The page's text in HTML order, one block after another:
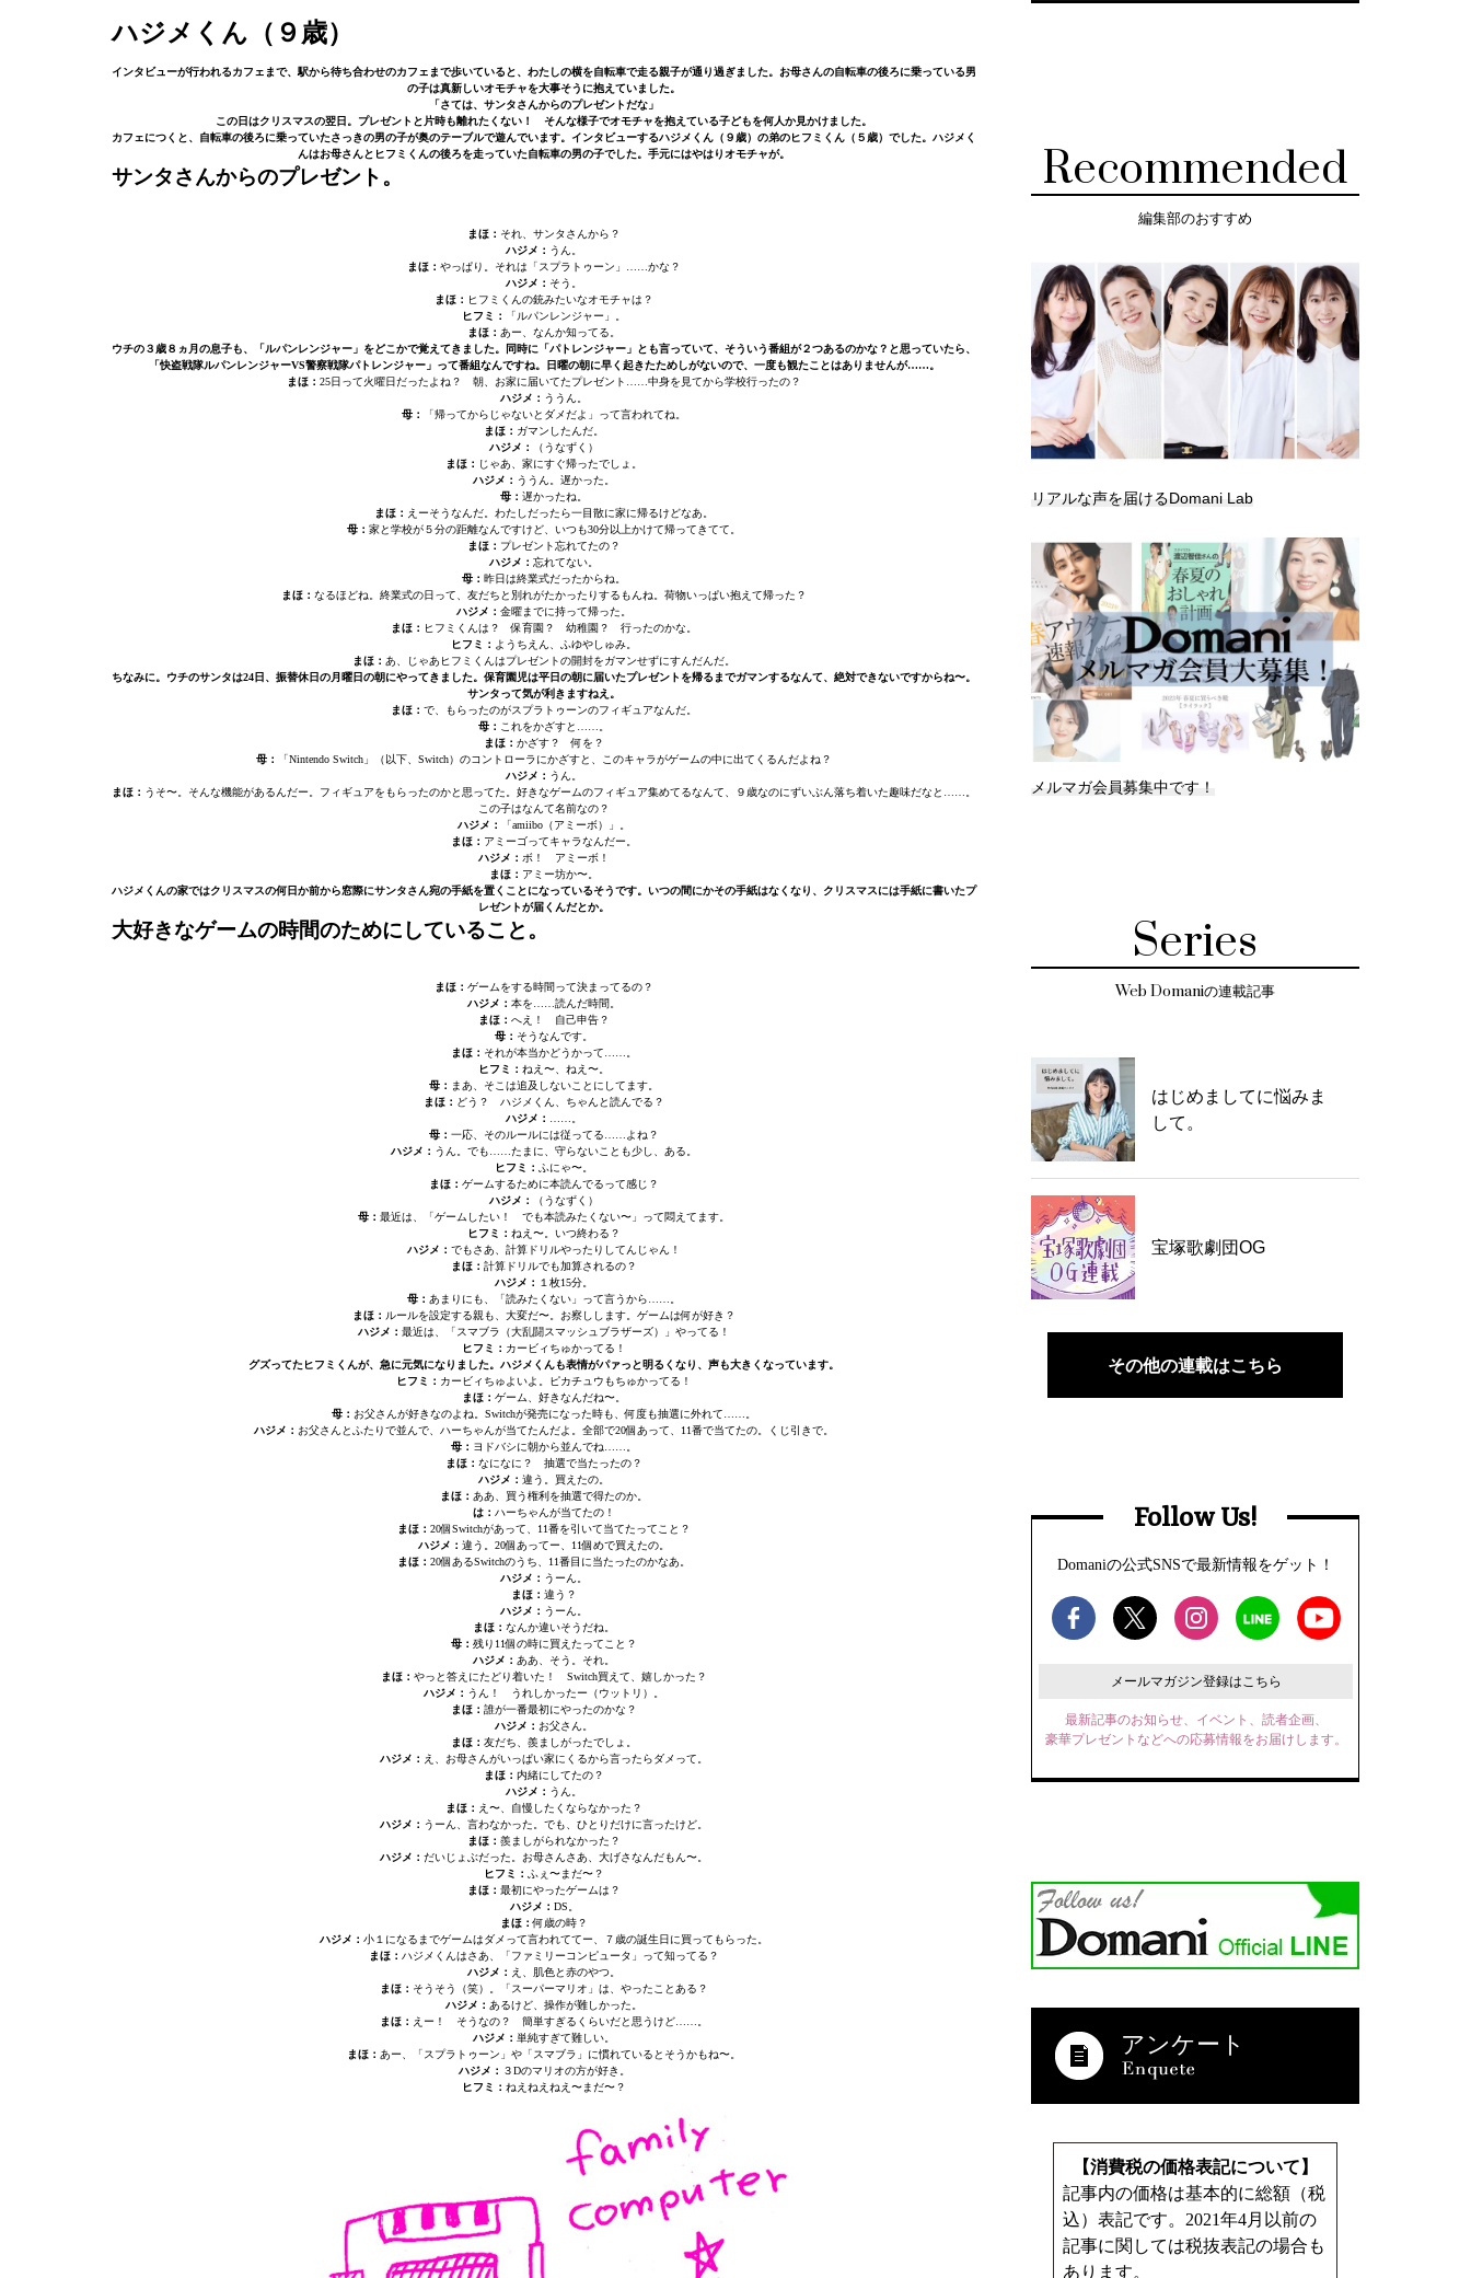
ハジメくん（９歳）
インタビューが行われるカフェまで、駅から待ち合わせのカフェまで歩いていると、わたしの横を自転車で走る親子が通り過ぎました。お母さんの自転車の後ろに乗っている男
の子は真新しいオモチャを大事そうに抱えていました。
「さては、サンタさんからのプレゼントだな」
この日はクリスマスの翌日。プレゼントと片時も離れたくない！ そんな様子でオモチャを抱えている子どもを何人か見かけました。
カフェにつくと、自転車の後ろに乗っていたさっきの男の子が奥のテーブルで遊んでいます。インタビューするハジメくん（９歳）の弟のヒフミくん（５歳）でした。ハジメく
んはお母さんとヒフミくんの後ろを走っていた自転車の男の子でした。手元にはやはりオモチャが。
サンタさんからのプレゼント。
まほ： それ、サンタさんから？
ハジメ： うん。
まほ： やっぱり。それは「スプラトゥーン」……かな？
ハジメ： そう。
まほ： ヒフミくんの銃みたいなオモチャは？
ヒフミ：
「ルパンレンジャー」。
まほ： あー、なんか知ってる。
ウチの３歳８ヵ月の息子も、「ルパンレンジャー」をどこかで覚えてきました。同時に「パトレンジャー」とも言っていて、そういう番組が２つあるのかな？と思っていたら、
「快盗戦隊ルパンレンジャーVS警察戦隊パトレンジャー」って番組なんですね。日曜の朝に早く起きたためしがないので、一度も観たことはありませんが……。
まほ： 25日って火曜日だったよね？ 朝、お家に届いてたプレゼント……中身を見てから学校行ったの？
ハジメ： ううん。
母：
「帰ってからじゃないとダメだよ」って言われてね。
まほ： ガマンしたんだ。
ハジメ：
（うなずく）
まほ： じゃあ、家にすぐ帰ったでしょ。
ハジメ： ううん。遅かった。
母： 遅かったね。
まほ： えーそうなんだ。わたしだったら一目散に家に帰るけどなあ。
母： 家と学校が５分の距離なんですけど、いつも30分以上かけて帰ってきてて。
まほ： プレゼント忘れてたの？
ハジメ： 忘れてない。
母： 昨日は終業式だったからね。
まほ： なるほどね。終業式の日って、友だちと別れがたかったりするもんね。荷物いっぱい抱えて帰った？
ハジメ： 金曜までに持って帰った。
まほ： ヒフミくんは？ 保育園？ 幼稚園？ 行ったのかな。
ヒフミ： ようちえん、ふゆやしゅみ。
まほ： あ、じゃあヒフミくんはプレゼントの開封をガマンせずにすんだんだ。
ちなみに。ウチのサンタは24日、振替休日の月曜日の朝にやってきました。保育園児は平日の朝に届いたプレゼントを帰るまでガマンするなんて、絶対できないですからね〜。
サンタって気が利きますねえ。
まほ： で、もらったのがスプラトゥーンのフィギュアなんだ。
母： これをかざすと……。
まほ： かざす？ 何を？
母：
「Nintendo Switch」（以下、Switch）のコントローラにかざすと、このキャラがゲームの中に出てくるんだよね？
ハジメ： うん。
まほ： うそ〜。そんな機能があるんだー。フィギュアをもらったのかと思ってた。好きなゲームのフィギュア集めてるなんて、９歳なのにずいぶん落ち着いた趣味だなと……。
この子はなんて名前なの？
ハジメ：
「amiibo（アミーボ）」。
まほ： アミーゴってキャラなんだー。
ハジメ： ボ！ アミーボ！
まほ： アミー坊か〜。
ハジメくんの家ではクリスマスの何日か前から窓際にサンタさん宛の手紙を置くことになっているそうです。いつの間にかその手紙はなくなり、クリスマスには手紙に書いたプ
レゼントが届くんだとか。
大好きなゲームの時間のためにしていること。
まほ： ゲームをする時間って決まってるの？
ハジメ： 本を……読んだ時間。
まほ： へえ！ 自己申告？
母： そうなんです。
まほ： それが本当かどうかって……。
ヒフミ： ねえ〜、ねえ〜。
母： まあ、そこは追及しないことにしてます。
まほ： どう？ ハジメくん、ちゃんと読んでる？
ハジメ：
母： 一応、そのルールには従ってる……よね？
ハジメ： うん。でも……たまに、守らないことも少し、ある。
ヒフミ：
ふにゃ〜。
まほ： ゲームするために本読んでるって感じ？
ハジメ：
（うなずく）
母： 最近は、「ゲームしたい！ でも本読みたくない〜」って悶えてます。
ヒフミ： ねえ〜。いつ終わる？
ハジメ： でもさあ、計算ドリルやったりしてんじゃん！
まほ： 計算ドリルでも加算されるの？
ハジメ： １枚15分。
母： あまりにも、「読みたくない」って言うから……。
まほ： ルールを設定する親も、大変だ〜。お察しします。ゲームは何が好き？
ハジメ： 最近は、「スマブラ（大乱闘スマッシュブラザーズ）」やってる！
ヒフミ： カービィちゅかってる！
グズってたヒフミくんが、急に元気になりました。ハジメくんも表情がパァっと明るくなり、声も大きくなっています。
ヒフミ： カービィちゅよいよ。ピカチュウもちゅかってる！
まほ： ゲーム、好きなんだね〜。
母： お父さんが好きなのよね。Switchが発売になった時も、何度も抽選に外れて……。
ハジメ： お父さんとふたりで並んで、ハーちゃんが当てたんだよ。全部で20個あって、11番で当てたの。くじ引きで。
母： ヨドバシに朝から並んでね……。
まほ： なになに？ 抽選で当たったの？
ハジメ： 違う。買えたの。
まほ： ああ、買う権利を抽選で得たのか。
は： ハーちゃんが当てたの！
まほ： 20個Switchがあって、11番を引いて当てたってこと？
ハジメ： 違う。20個あってー、11個めで買えたの。
まほ： 20個あるSwitchのうち、11番目に当たったのかなあ。
ハジメ： うーん。
まほ： 違う？
ハジメ： うーん。
まほ： なんか違いそうだね。
母： 残り11個の時に買えたってこと？
ハジメ： ああ、そう。それ。
まほ： やっと答えにたどり着いた！ Switch買えて、嬉しかった？
ハジメ： うん！ うれしかったー（ウットリ）。
まほ： 誰が一番最初にやったのかな？
ハジメ： お父さん。
まほ： 友だち、羨ましがったでしょ。
ハジメ： え、お母さんがいっぱい家にくるから言ったらダメって。
まほ： 内緒にしてたの？
ハジメ： うん。
まほ： え〜、自慢したくならなかった？
ハジメ： うーん、言わなかった。でも、ひとりだけに言ったけど。
まほ： 羨ましがられなかった？
ハジメ： だいじょぶだった。お母さんさあ、大げさなんだもん〜。
ヒフミ：
ふぇ〜まだ〜？
まほ： 最初にやったゲームは？
ハジメ： DS。
まほ：何歳の時？
ハジメ： 小１になるまでゲームはダメって言われててー、７歳の誕生日に買ってもらった。
まほ： ハジメくんはさあ、「ファミリーコンピュータ」って知ってる？
ハジメ： え、肌色と赤のやつ。
まほ： そうそう（笑）。「スーパーマリオ」は、やったことある？
ハジメ： あるけど、操作が難しかった。
まほ： えー！ そうなの？ 簡単すぎるくらいだと思うけど……。
ハジメ： 単純すぎて難しい。
まほ： あー、「スプラトゥーン」や「スマブラ」に慣れているとそうかもね〜。
ハジメ： ３Dのマリオの方が好き。
ヒフミ： ねえねえねえ〜まだ〜？
Recommended
編集部のおすすめ
リアルな声を届けるDomani Lab
メルマガ会員募集中です！
Series
Web Domaniの連載記事
はじめましてに悩みま
して。
宝塚歌劇団OG
その他の連載はこちら
Follow Us!
Domaniの公式SNSで最新情報をゲット！
メールマガジン登録はこちら
最新記事のお知らせ、イベント、読者企画、
豪華プレゼントなどへの応募情報をお届けします。
アンケート
【消費税の価格表記について】
記事内の価格は基本的に総額（税
込）表記です。2021年4月以前の
記事に関しては税抜表記の場合も
あります。